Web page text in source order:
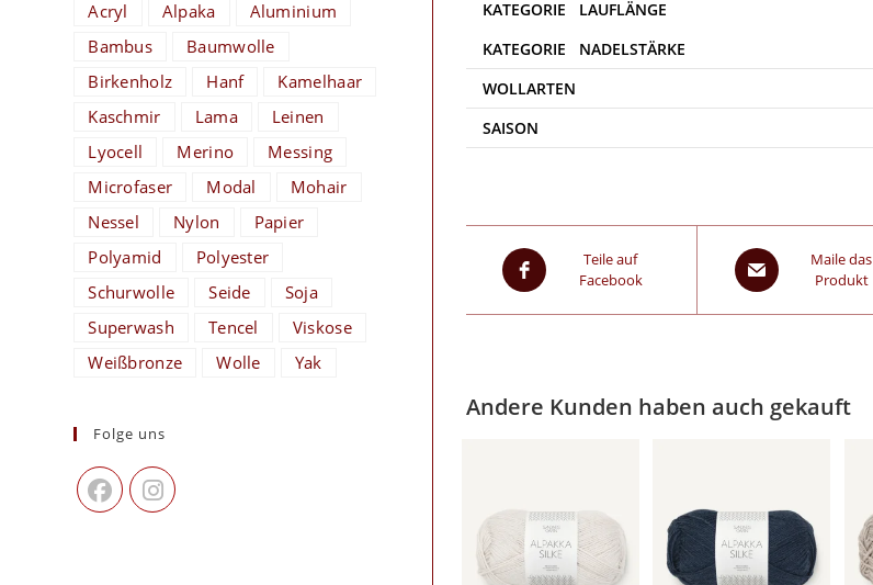
WOLLARTEN
SAISON
Teile auf
Facebook
Maile das
Produkt
Andere Kunden haben auch gekauft
Acryl Alpaka
Aluminium
Bambus
Baumwolle
Birkenholz
Hanf
Kamelhaar
Kaschmir
Lama
Leinen
Lyocell
Merino
Messing
Microfaser
Modal
Mohair
Nessel
Nylon
Papier
Polyamid
Polyester
Schurwolle
Seide
Soja
Superwash
Tencel
Viskose
Weißbronze
Wolle Yak
Folge uns